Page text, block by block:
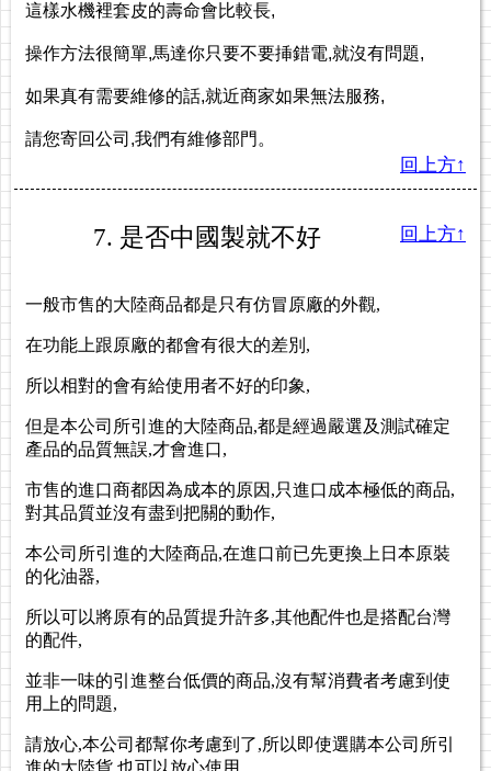
這樣水機裡套皮的壽命會比較長,
操作方法很簡單,馬達你只要不要挿錯電,就沒有問題,
如果真有需要維修的話,就近商家如果無法服務,
請您寄回公司,我們有維修部門。
回上方↑
7. 是否中國製就不好 回上方↑
一般市售的大陸商品都是只有仿冒原廠的外觀,
在功能上跟原廠的都會有很大的差別,
所以相對的會有給使用者不好的印象,
但是本公司所引進的大陸商品,都是經過嚴選及測試確定
產品的品質無誤,才會進口,
市售的進口商都因為成本的原因,只進口成本極低的商品,
對其品質並沒有盡到把關的動作,
本公司所引進的大陸商品,在進口前已先更換上日本原裝
的化油器,
所以可以將原有的品質提升許多,其他配件也是搭配台灣
的配件,
並非一味的引進整台低價的商品,沒有幫消費者考慮到使
用上的問題,
請放心,本公司都幫你考慮到了,所以即使選購本公司所引
進的大陸貨,也可以放心使用,